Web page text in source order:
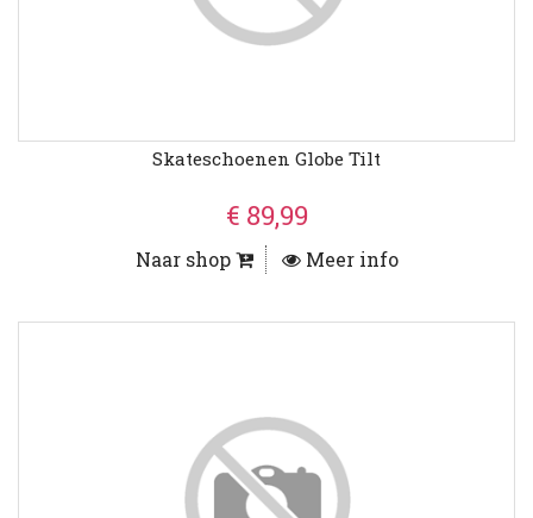
Skateschoenen Globe Tilt
€ 89,99
Naar shop Meer info